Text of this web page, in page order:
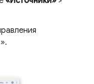
».